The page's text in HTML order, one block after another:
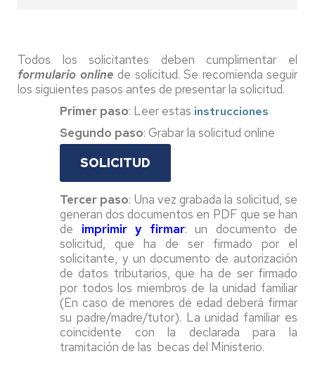
Todos los solicitantes deben cumplimentar el
formulario online de solicitud. Se recomienda seguir
los siguientes pasos antes de presentar la solicitud.
Primer paso: Leer estas instrucciones
Segundo paso: Grabar la solicitud online
SOLICITUD
Tercer paso: Una vez grabada la solicitud, se
generan dos documentos en PDF que se han
de imprimir y firmar: un documento de
solicitud, que ha de ser firmado por el
solicitante, y un documento de autorización
de datos tributarios, que ha de ser firmado
por todos los miembros de la unidad familiar
(En caso de menores de edad deberá firmar
su padre/madre/tutor). La unidad familiar es
coincidente con la declarada para la
tramitación de las becas del Ministerio.